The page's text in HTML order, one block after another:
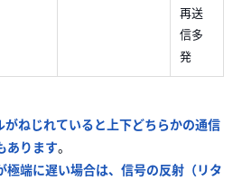
再送
信多
発
がねじれていると上下どちらかの通信
あります。
極端に遅い場合は、信号の反射（リタ